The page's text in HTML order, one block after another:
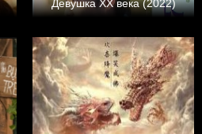
Девушка XX века (2022)